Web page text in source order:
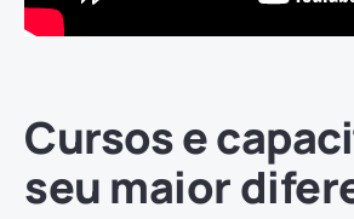
Cursos e
seu maior